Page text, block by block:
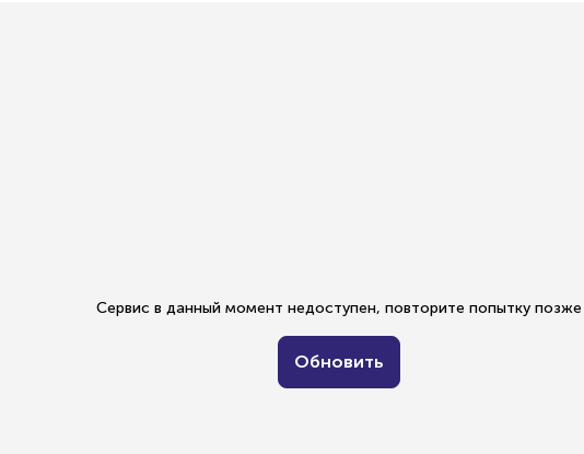
Сервис в данный момент недоступен, повторите попытку позже
Обновить